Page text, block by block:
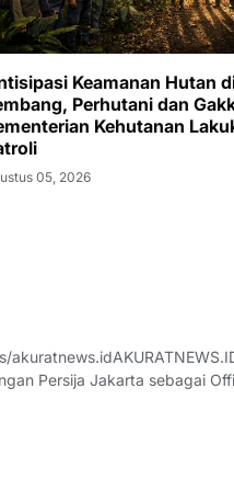
Keamanan Hutan
Perhutani dan
Kehutanan
05, 2026
Persija Jakarta sebagai
dari sekadar sponsorship,